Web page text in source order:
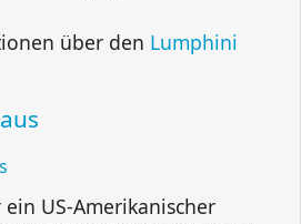
über den Lumphini
ein US-Amerikanischer